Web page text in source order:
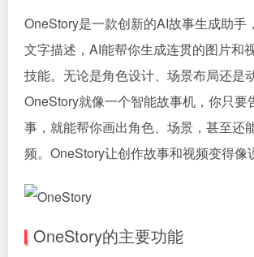
OneStory是一款创新的AI故事生成助手
文字描述，AI能帮你生成连贯的图片和
技能。无论是角色设计、场景布局还是
OneStory就像一个智能故事机，你只要
事，就能帮你画出角色、场景，甚至还
频。OneStory让创作故事和视频变得像
OneStory的主要功能